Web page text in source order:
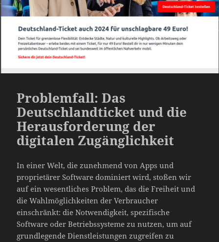
Problemfall: Das
Deutschlandticket und die
Herausforderung der
digitalen Zugänglichkeit
In einer Welt, die zunehmend von Apps und
proprietärer Software dominiert wird, stoßen wir
auf ein wesentliches Problem, das die Freiheit und
die Wahlmöglichkeiten der Verbraucher
einschränkt: die Notwendigkeit, spezifische
Software oder Betriebssysteme zu nutzen, um auf
grundlegende Dienstleistungen zugreifen zu